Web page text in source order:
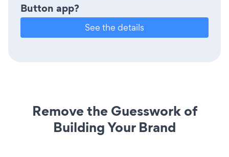
Button app?
See the details
Remove the Guesswork of
Building Your Brand